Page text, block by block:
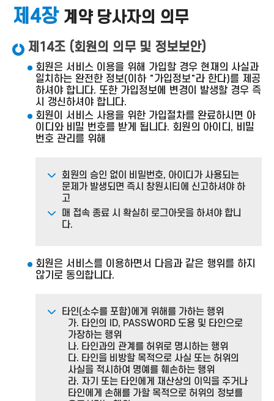
제4장계약 당사자의 의무
제14조 (회원의 의무 및 정보보안)
회원은 서비스 이용을 위해 가입할 경우 현재의 사실과
일치하는 완전한 정보(이하 "가입정보"라 한다)를 제공
하셔야 합니다. 또한 가입정보에 변경이 발생할 경우 즉
시 갱신하셔야 합니다.
회원이 서비스 사용을 위한 가입절차를 완료하시면 아
이디와 비밀 번호를 받게 됩니다. 회원의 아이디, 비밀
번호 관리를 위해
회원의 승인 없이 비밀번호, 아이디가 사용되는
문제가 발생되면 즉시 창원시티에 신고하셔야 하
고
매 접속 종료 시 확실히 로그아웃을 하셔야 합니
다.
회원은 서비스를 이용하면서 다음과 같은 행위를 하지
않기로 동의합니다.
타인(소수를 포함)에게 위해를 가하는 행위
가. 타인의 ID, PASSWORD 도용 및 타인으로
가장하는 행위
나. 타인과의 관계를 허위로 명시하는 행위
다. 타인을 비방할 목적으로 사실 또는 허위의
사실을 적시하여 명예를 훼손하는 행위
라. 자기 또는 타인에게 재산상의 이익을 주거나
타인에게 손해를 가할 목적으로 허위의 정보를